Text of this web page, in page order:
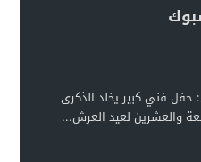
فني كبير يخلد الذكرى
والعشرين لعيد العرش...